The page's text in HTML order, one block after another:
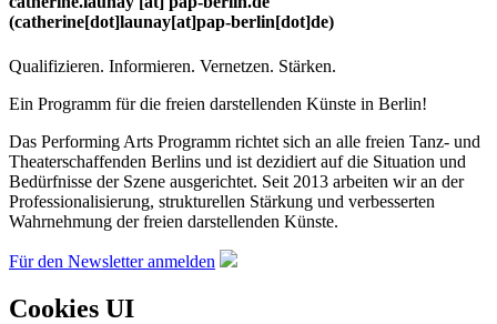
(catherine[dot]launay[at]pap-berlin[dot]de)
Qualifizieren. Informieren. Vernetzen. Stärken.
Ein Programm für die freien darstellenden Künste in Berlin!
Das Performing Arts Programm richtet sich an alle freien Tanz- und
Theaterschaffenden Berlins und ist dezidiert auf die Situation und
Bedürfnisse der Szene ausgerichtet. Seit 2013 arbeiten wir an der
Professionalisierung, strukturellen Stärkung und verbesserten
Wahrnehmung der freien darstellenden Künste.
Für den Newsletter anmelden
Cookies UI